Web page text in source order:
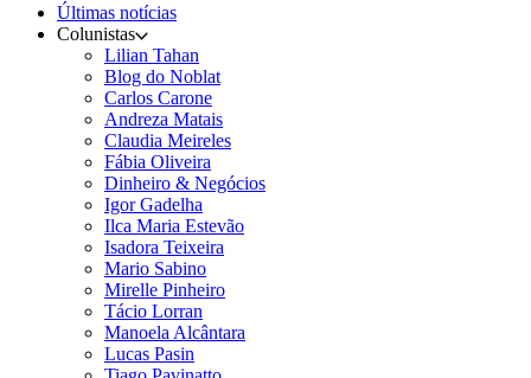
Últimas notícias
Colunistas
Lilian Tahan
Blog do Noblat
Carlos Carone
Andreza Matais
Claudia Meireles
Fábia Oliveira
Dinheiro & Negócios
Igor Gadelha
Ilca Maria Estevão
Isadora Teixeira
Mario Sabino
Mirelle Pinheiro
Tácio Lorran
Manoela Alcântara
Lucas Pasin